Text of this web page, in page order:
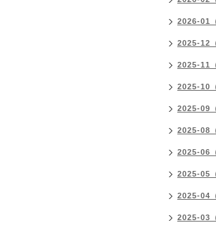
2026-01
2025-12
2025-11
2025-10
2025-09
2025-08
2025-06
2025-05
2025-04
2025-03